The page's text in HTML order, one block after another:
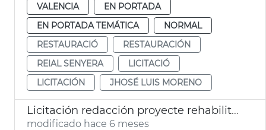
VALENCIA
EN PORTADA
EN PORTADA TEMÁTICA
NORMAL
RESTAURACIÓ
RESTAURACIÓN
REIAL SENYERA
LICITACIÓ
LICITACIÓN
JHOSÉ LUIS MORENO
Licitación redacción proyecte rehabilitación cubierta Mercado Central València
modificado hace 6 meses